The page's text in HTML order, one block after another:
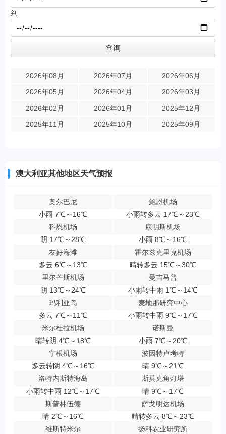
到
2026年08月 2026年07月
2026年06月
2026年05月
2026年04月
2026年03月
2026年02月
2026年01月
2025年12月
2025年11月
2025年10月 2025年09月
澳大利亚其他地区天气预报
奥尔巴尼
小雨 7℃～16℃
鲍恩机场
小雨转多云 17℃～23℃
科恩机场
阴 17℃～28℃
康明斯机场
小雨 8℃～16℃
友好海滩
多云 6℃～13℃
霍尔兹克里克机场
晴转多云 15℃～30℃
里尔芒斯机场
阴 13℃～24℃
曼吉马普
小雨转中雨 1℃～14℃
玛利亚岛
多云 7℃～11℃
麦地那研究中心
小雨转中雨 9℃～17℃
米尔杜拉机场
晴转阴 4℃～18℃
诺斯曼
小雨 7℃～20℃
宁根机场
多云转阴 4℃～16℃
波因特卢考特
晴 9℃～21℃
洛特内斯特海岛
小雨转中雨 12℃～17℃
斯莫克角灯塔
晴 9℃～17℃
斯普林伍德
晴 2℃～16℃
萨戈明达机场
晴转多云 8℃～23℃
维斯特米尔
扬科农业研究所